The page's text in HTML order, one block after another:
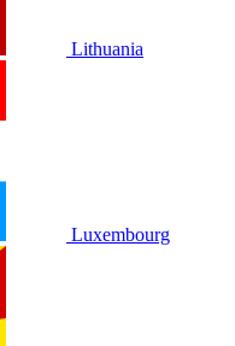
Lithuania
Luxembourg